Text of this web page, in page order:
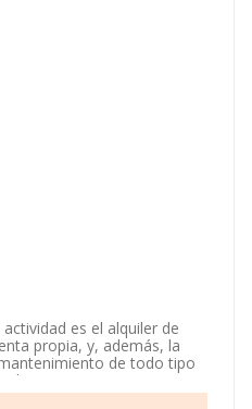
es el alquiler de
propia, y, además, la
de todo tipo
y parques y
de servicios de